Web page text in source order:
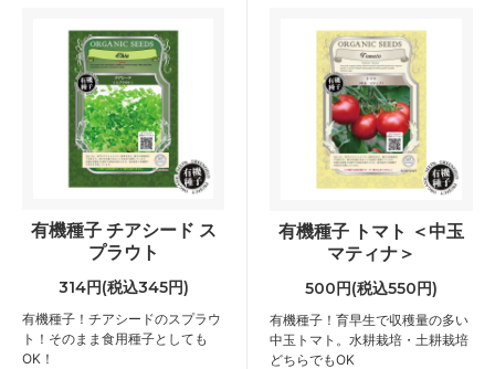
有機種子 チアシード ス
プラウト
314円(税込345円)
有機種子！チアシードのスプラウ
ト！そのまま食用種子としても
OK！
有機種子 トマト ＜中玉
マティナ＞
500円(税込550円)
有機種子！育早生で収穫量の多い
中玉トマト。水耕栽培・土耕栽培
どちらでもOK